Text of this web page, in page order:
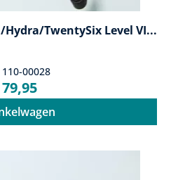
TwentySix Level VI...
110-00028